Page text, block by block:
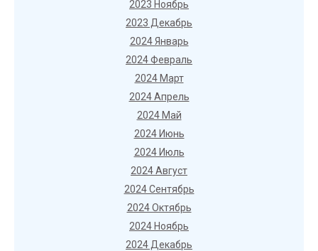
2023 Ноябрь
2023 Декабрь
2024 Январь
2024 Февраль
2024 Март
2024 Апрель
2024 Май
2024 Июнь
2024 Июль
2024 Август
2024 Сентябрь
2024 Октябрь
2024 Ноябрь
2024 Декабрь